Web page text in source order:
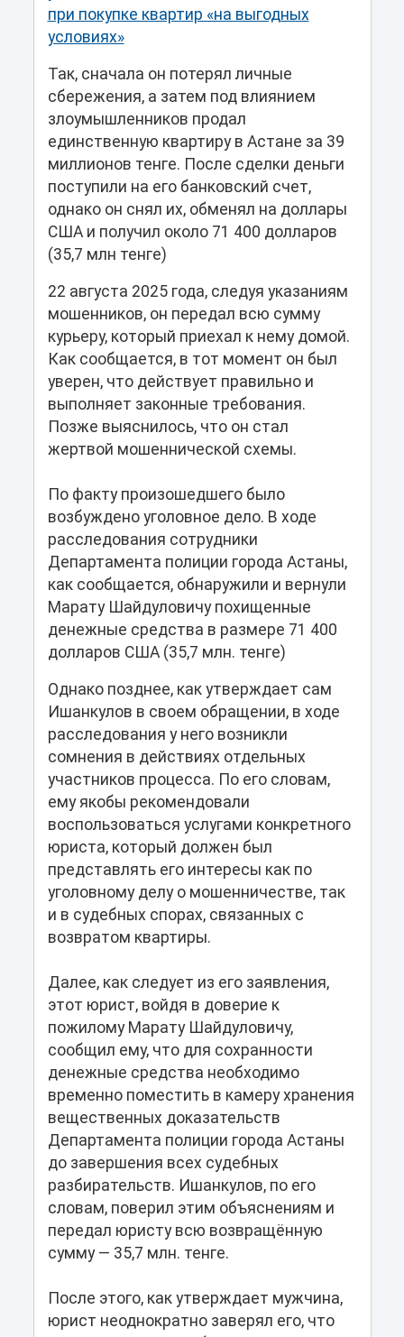
при покупке квартир «на выгодных
условиях»
Так, сначала он потерял личные
сбережения, а затем под влиянием
злоумышленников продал
единственную квартиру в Астане за 39
миллионов тенге. После сделки деньги
поступили на его банковский счет,
однако он снял их, обменял на доллары
США и получил около 71 400 долларов
(35,7 млн тенге)
22 августа 2025 года, следуя указаниям
мошенников, он передал всю сумму
курьеру, который приехал к нему домой.
Как сообщается, в тот момент он был
уверен, что действует правильно и
выполняет законные требования.
Позже выяснилось, что он стал
жертвой мошеннической схемы.
По факту произошедшего было
возбуждено уголовное дело. В ходе
расследования сотрудники
Департамента полиции города Астаны,
как сообщается, обнаружили и вернули
Марату Шайдуловичу похищенные
денежные средства в размере 71 400
долларов США (35,7 млн. тенге)
Однако позднее, как утверждает сам
Ишанкулов в своем обращении, в ходе
расследования у него возникли
сомнения в действиях отдельных
участников процесса. По его словам,
ему якобы рекомендовали
воспользоваться услугами конкретного
юриста, который должен был
представлять его интересы как по
уголовному делу о мошенничестве, так
и в судебных спорах, связанных с
возвратом квартиры.
Далее, как следует из его заявления,
этот юрист, войдя в доверие к
пожилому Марату Шайдуловичу,
сообщил ему, что для сохранности
денежные средства необходимо
временно поместить в камеру хранения
вещественных доказательств
Департамента полиции города Астаны
до завершения всех судебных
разбирательств. Ишанкулов, по его
словам, поверил этим объяснениям и
передал юристу всю возвращённую
сумму — 35,7 млн. тенге.
После этого, как утверждает мужчина,
юрист неоднократно заверял его, что